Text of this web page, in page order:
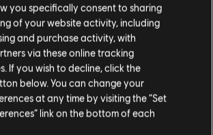
Visualizzati5di5elementi
per PC più recenti? L'Ubisoft Storeè il posto che fa
di gioco definitiva con i giochi più recenti, pass
aggiuntivi direttamente dall'Ubisoft Store. Grazie a
speciali,puoi goderti i videogiochi dei migliori franc
locale in modo da poter fare
acquisti.
Rimani sullo store attuale
Portami allo store locale
you specifically consent to sharing
of your website activity, including
and purchase activity, with
via these online tracking
If you wish to decline, click the
below. You can change your
at any time by visiting the “Set
link on the bottom of each